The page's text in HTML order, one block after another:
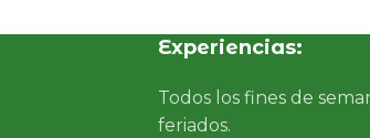
Experiencias:
Todos los fines de
feriados.